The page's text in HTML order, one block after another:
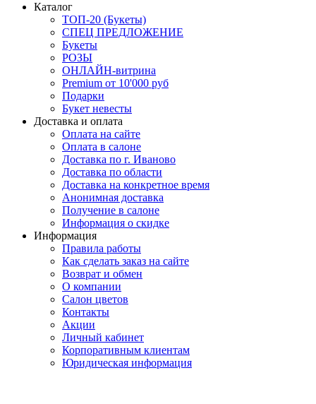
Каталог
ТОП-20 (Букеты)
СПЕЦ ПРЕДЛОЖЕНИЕ
Букеты
РОЗЫ
ОНЛАЙН-витрина
Premium от 10'000 руб
Подарки
Букет невесты
Доставка и оплата
Оплата на сайте
Оплата в салоне
Доставка по г. Иваново
Доставка по области
Доставка на конкретное время
Анонимная доставка
Получение в салоне
Информация о скидке
Информация
Правила работы
Как сделать заказ на сайте
Возврат и обмен
О компании
Салон цветов
Контакты
Акции
Личный кабинет
Корпоративным клиентам
Юридическая информация